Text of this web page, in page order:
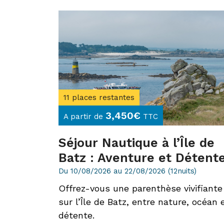
11 places restantes
A partir de 3,450€ TTC
Séjour Nautique à l’Île de
Batz : Aventure et
Du 10/08/2026 au 22/08/2026 (12nuits)
Offrez-vous une parenthèse vivifiante
sur l’Île de Batz, entre nature, océan
détente.